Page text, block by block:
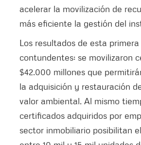
acelerar la movilización de
más eficiente la gestión del
Los resultados de esta
contundentes: se movilizaron
$42.000 millones que
la adquisición y restauración
valor ambiental. Al mismo
certificados adquiridos por
sector inmobiliario posibilitan